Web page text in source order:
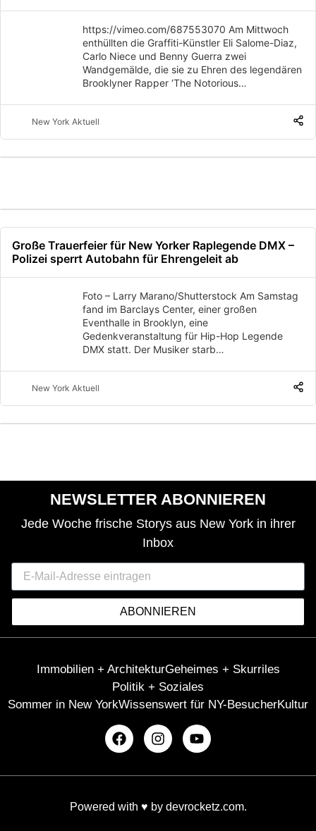
https://vimeo.com/687553070 Am Mittwoch
enthüllten die Graffiti-Künstler Eli Salome-Diaz,
Carlo Niece und Benny Guerra zwei
Wandgemälde, die sie zu Ehren des legendären
Brooklyner Rapper ‘The Notorious…
New York Aktuell
Große Trauerfeier für New Yorker Raplegende DMX –
Polizei sperrt Autobahn für Ehrengeleit ab
Foto – Larry Marano/Shutterstock Am Samstag
fand im Barclays Center, einer großen
Eventhalle in Brooklyn, eine
Gedenkveranstaltung für Hip-Hop Legende
DMX statt. Der Musiker starb…
New York Aktuell
NEWSLETTER ABONNIEREN
Jede Woche frische Storys aus New York in ihrer
Inbox
ABONNIEREN
Immobilien + ArchitekturGeheimes + Skurriles
Politik + Soziales
Sommer in New YorkWissenswert für NY-BesucherKultur
Powered with ♥️ by devrocketz.com.